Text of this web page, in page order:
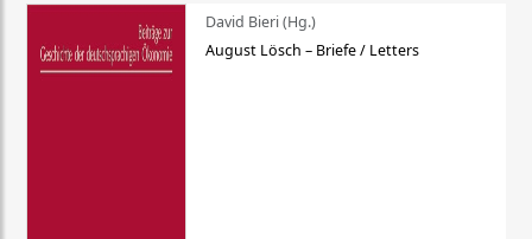
David Bieri (Hg.)
August Lösch – Briefe / Letters